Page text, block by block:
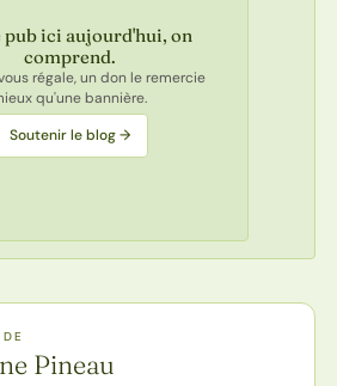
pub ici aujourd'hui, on
comprend.
régale, un don le remercie
qu'une bannière.
Soutenir le blog →
DE
Pineau